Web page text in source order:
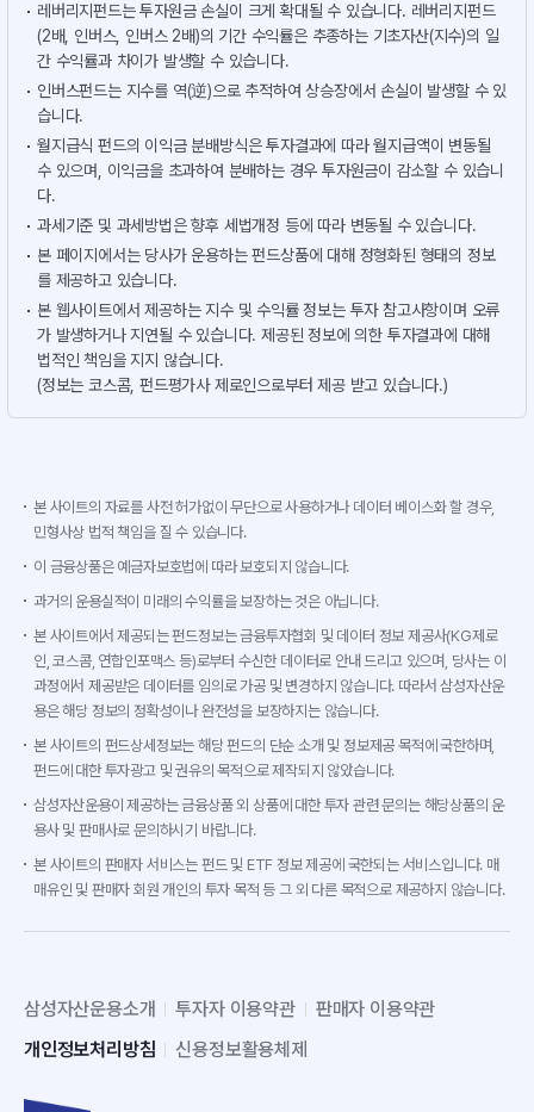
레버리지펀드는 투자원금 손실이 크게 확대될 수 있습니다. 레버리지펀드
(2배, 인버스, 인버스 2배)의 기간 수익률은 추종하는 기초자산(지수)의 일
간 수익률과 차이가 발생할 수 있습니다.
인버스펀드는 지수를 역(逆)으로 추적하여 상승장에서 손실이 발생할 수 있
습니다.
월지급식 펀드의 이익금 분배방식은 투자결과에 따라 월지급액이 변동될
수 있으며, 이익금을 초과하여 분배하는 경우 투자원금이 감소할 수 있습니
다.
과세기준 및 과세방법은 향후 세법개정 등에 따라 변동될 수 있습니다.
본 페이지에서는 당사가 운용하는 펀드상품에 대해 정형화된 형태의 정보
를 제공하고 있습니다.
본 웹사이트에서 제공하는 지수 및 수익률 정보는 투자 참고사항이며 오류
가 발생하거나 지연될 수 있습니다. 제공된 정보에 의한 투자결과에 대해
법적인 책임을 지지 않습니다.
(정보는 코스콤, 펀드평가사 제로인으로부터 제공 받고 있습니다.)
본 사이트의 자료를 사전 허가없이 무단으로 사용하거나 데이터 베이스화 할 경우,
민형사상 법적 책임을 질 수 있습니다.
이 금융상품은 예금자보호법에 따라 보호되지 않습니다.
과거의 운용실적이 미래의 수익률을 보장하는 것은 아닙니다.
본 사이트에서 제공되는 펀드정보는 금융투자협회 및 데이터 정보 제공사(KG제로
인, 코스콤, 연합인포맥스 등)로부터 수신한 데이터로 안내 드리고 있으며, 당사는 이
과정에서 제공받은 데이터를 임의로 가공 및 변경하지 않습니다. 따라서 삼성자산운
용은 해당 정보의 정확성이나 완전성을 보장하지는 않습니다.
본 사이트의 펀드상세정보는 해당 펀드의 단순 소개 및 정보제공 목적에 국한하며,
펀드에 대한 투자광고 및 권유의 목적으로 제작되지 않았습니다.
삼성자산운용이 제공하는 금융상품 외 상품에 대한 투자 관련 문의는 해당상품의 운
용사 및 판매사로 문의하시기 바랍니다.
본 사이트의 판매자 서비스는 펀드 및 ETF 정보 제공에 국한되는 서비스입니다. 매
매유인 및 판매자 회원 개인의 투자 목적 등 그 외 다른 목적으로 제공하지 않습니다.
삼성자산운용소개 투자자 이용약관
판매자 이용약관
개인정보처리방침
신용정보활용체제